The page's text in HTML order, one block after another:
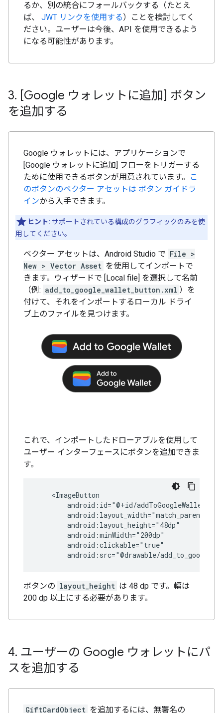
るか、別の統合にフォールバックする（たとえ
ば、 JWT リンクを使用する）ことを検討してく
ださい。ユーザーは今後、API を使用できるよう
になる可能性があります。
3. [Google ウォレットに追加] ボタン
を追加する
Google ウォレットには、アプリケーションで
[Google ウォレットに追加] フローをトリガーする
ために使用できるボタンが用意されています。
こ
のボタンのベクター アセットは ボタン ガイドラ
インから入手できます。
ヒント: サポートされている構成のグラフィックのみを使
用してください。
ベクター アセットは、Android Studio で File >
New > Vector Asset を使用してインポートで
きます。ウィザードで [Local file] を選択して名前
（例: add_to_google_wallet_button.xml ）を
付けて、それをインポートするローカル ドライ
ブ上のファイルを見つけます。
これで、インポートしたドローアブルを使用して
ユーザー インターフェースにボタンを追加できま
す。
android:src="@drawable/
ボタンの layout_height は 48 dp です。幅は
200 dp 以上にする必要があります。
4. ユーザーの Google ウォレットにパ
スを追加する
GiftCardObject を追加するには、無署名の